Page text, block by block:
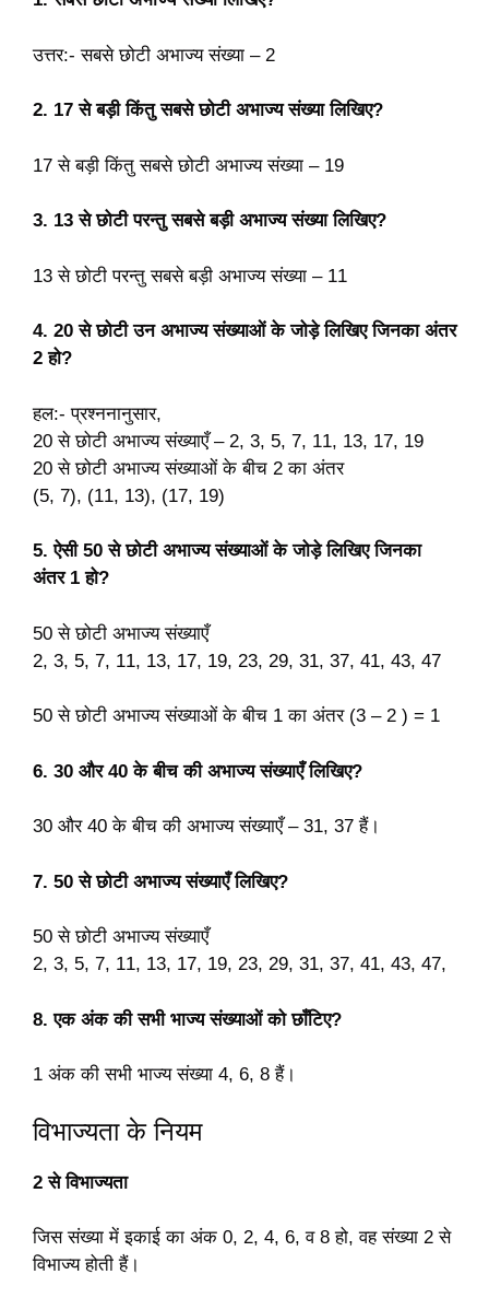
उत्तर:- सबसे छोटी अभाज्य संख्या – 2
2. 17 से बड़ी किंतु सबसे छोटी अभाज्य संख्या लिखिए?
17 से बड़ी किंतु सबसे छोटी अभाज्य संख्या – 19
3. 13 से छोटी परन्तु सबसे बड़ी अभाज्य संख्या लिखिए?
13 से छोटी परन्तु सबसे बड़ी अभाज्य संख्या – 11
4. 20 से छोटी उन अभाज्य संख्याओं के जोड़े लिखिए जिनका अंतर
2 हो?
हल:- प्रश्ननानुसार,
20 से छोटी अभाज्य संख्याएँ – 2, 3, 5, 7, 11, 13, 17, 19
20 से छोटी अभाज्य संख्याओं के बीच 2 का अंतर
(5, 7), (11, 13), (17, 19)
5. ऐसी 50 से छोटी अभाज्य संख्याओं के जोड़े लिखिए जिनका
अंतर 1 हो?
50 से छोटी अभाज्य संख्याएँ
2, 3, 5, 7, 11, 13, 17, 19, 23, 29, 31, 37, 41, 43, 47
50 से छोटी अभाज्य संख्याओं के बीच 1 का अंतर (3 – 2 ) = 1
6. 30 और 40 के बीच की अभाज्य संख्याएँ लिखिए?
30 और 40 के बीच की अभाज्य संख्याएँ – 31, 37 हैं।
7. 50 से छोटी अभाज्य संख्याएँ लिखिए?
50 से छोटी अभाज्य संख्याएँ
2, 3, 5, 7, 11, 13, 17, 19, 23, 29, 31, 37, 41, 43, 47,
8. एक अंक की सभी भाज्य संख्याओं को छाँटिए?
1 अंक की सभी भाज्य संख्या 4, 6, 8 हैं।
विभाज्यता के नियम
2 से विभाज्यता
जिस संख्या में इकाई का अंक 0, 2, 4, 6, व 8 हो, वह संख्या 2 से
विभाज्य होती हैं।